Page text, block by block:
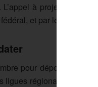
à projet est
et par le Crédit
pour déposer leur
ligues régionales, afin